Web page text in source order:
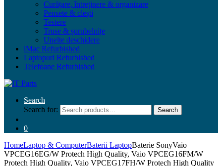
Curățare, întreținere & organizare
Pensete & clești
Testere
Truse & șurubelnițe
Unelte deschidere
iMac Refurbished
Laptopuri Refurbished
Telefoane Refurbished
Search
Search for:
Search
0
HomeLaptop & ComputerBaterii LaptopBaterie SonyVaio
VPCEG16EG/W Protech High Quality, Vaio VPCEG16FM/W
Protech High Quality, Vaio VPCEG17FH/W Protech High Quality